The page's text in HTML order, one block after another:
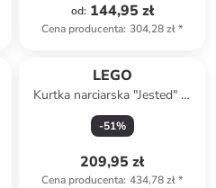
od: 144,95 zł
Cena producenta: 304,28 zł*
LEGO
Kurtka narciarska "Jested" w
kolorze granatowo-beżowo-
czerwonym
-51%
209,95 zł
Cena producenta: 434,78 zł*